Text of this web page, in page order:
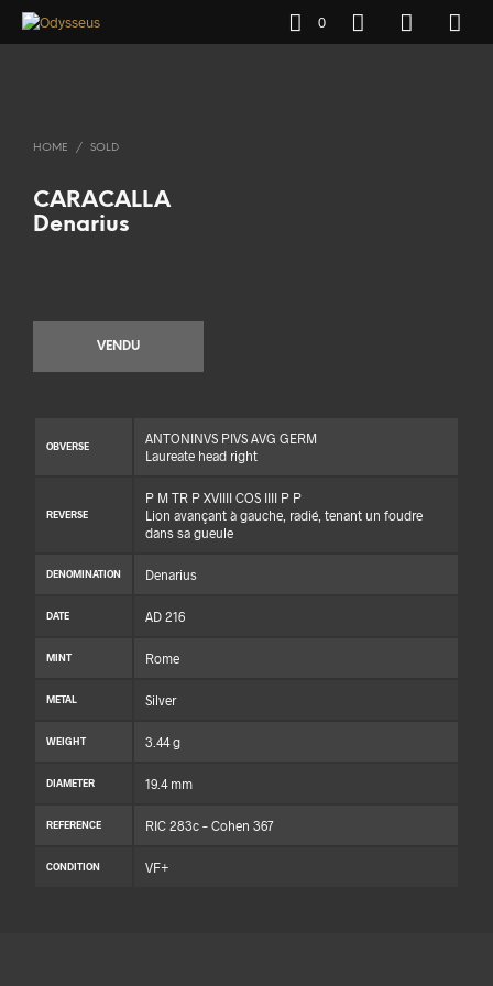
0
HOME / SOLD
CARACALLA
Denarius
VENDU
OBVERSE
ANTONINVS PIVS AVG GERM
Laureate head right
REVERSE
P M TR P XVIIII COS IIII P P
Lion avançant à gauche, radié, tenant un foudre
dans sa gueule
DENOMINATION Denarius
DATE AD 216
MINT Rome
METAL Silver
WEIGHT 3.44 g
DIAMETER 19.4 mm
REFERENCE RIC 283c – Cohen 367
CONDITION VF+